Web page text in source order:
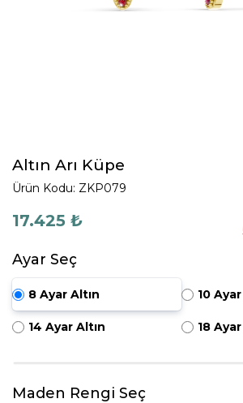
Altın Arı Küpe
Ürün Kodu: ZKP079
17.425 ₺
Ayar Seç
8 Ayar Altın 10
14 Ayar Altın 18
Maden Rengi Seç